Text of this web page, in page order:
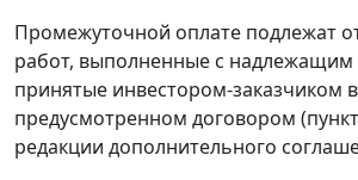
Промежуточной оплате подлежат
работ, выполненные с надлежащим
принятые инвестором-заказчиком
предусмотренном договором
редакции дополнительного